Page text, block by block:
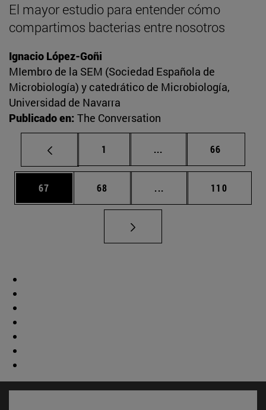
El mayor estudio para entender cómo
compartimos bacterias entre nosotros
Ignacio López-Goñi
MIembro de la SEM (Sociedad Española de
Microbiología) y catedrático de Microbiología,
Universidad de Navarra
Publicado en: The Conversation
Página
1 ... Páginas intermedias
Página
66
Página
67 Página
68 ... Páginas intermedias
Página
110